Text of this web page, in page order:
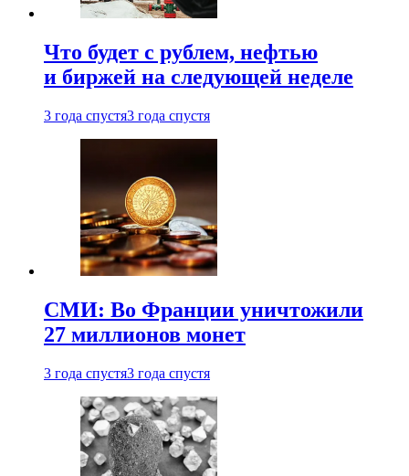
Что будет с рублем, нефтью
и биржей на следующей неделе
3 года спустя3 года спустя
СМИ: Во Франции уничтожили
27 миллионов монет
3 года спустя3 года спустя